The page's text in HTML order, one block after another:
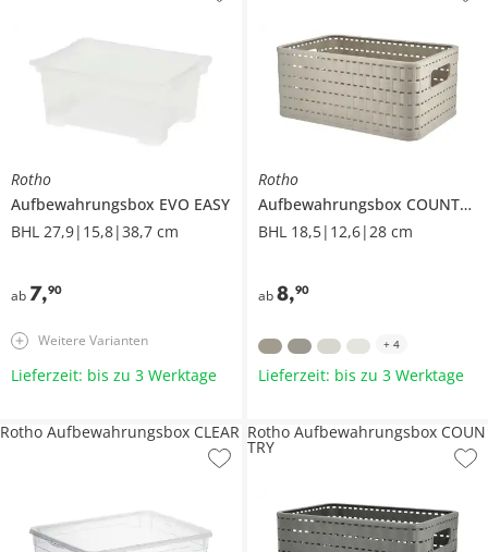
Rotho
Aufbewahrungsbox EVO EASY
BHL 27,9|15,8|38,7 cm
ab 7,90
Weitere Varianten
Lieferzeit: bis zu 3 Werktage
Rotho
Aufbewahrungsbox COUNTRY
BHL 18,5|12,6|28 cm
ab 8,90
+ 4
Lieferzeit: bis zu 3 Werktage
Rotho Aufbewahrungsbox CLEAR Rotho Aufbewahrungsbox COUN
TRY